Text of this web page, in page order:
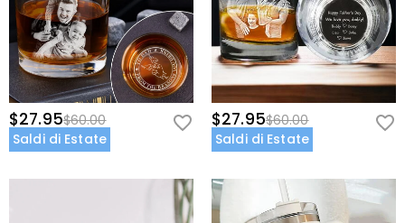
$27.95$60.00
Saldi di Estate
$27.95$60.00
Saldi di Estate